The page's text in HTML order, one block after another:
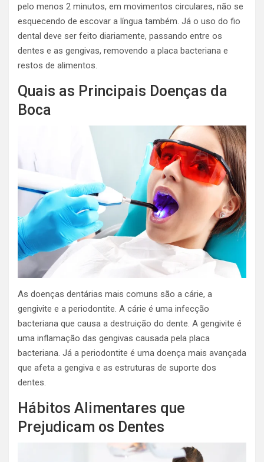
pelo menos 2 minutos, em movimentos circulares, não se
esquecendo de escovar a língua também. Já o uso do fio
dental deve ser feito diariamente, passando entre os
dentes e as gengivas, removendo a placa bacteriana e
restos de alimentos.
Quais as Principais Doenças da
Boca
As doenças dentárias mais comuns são a cárie, a
gengivite e a periodontite. A cárie é uma infecção
bacteriana que causa a destruição do dente. A gengivite é
uma inflamação das gengivas causada pela placa
bacteriana. Já a periodontite é uma doença mais avançada
que afeta a gengiva e as estruturas de suporte dos
dentes.
Hábitos Alimentares que
Prejudicam os Dentes